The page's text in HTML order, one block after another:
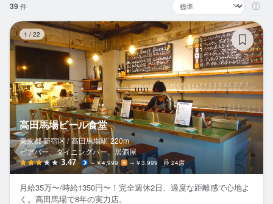
閲覧履歴
気になる求人
検索履歴・保存した条件
応募履歴
WEB履歴書
スカウト・メルマガ受信設定
39件
1 / 22
高田馬場ビール食堂
東京都 新宿区 / 高田馬場駅 220m
ビアバー、ダイニングバー、居酒屋
3.47 ～￥4,999 ～￥3,999 24席
月給35万〜/時給1350円〜！完全週休2日、適度な距離感で心地よ
く。高田馬場で8年の実力店。